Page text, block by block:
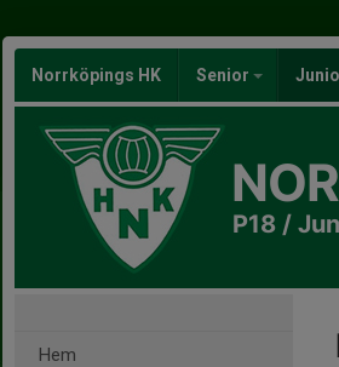
Norrköpings HK Senior
P18 /
Hem